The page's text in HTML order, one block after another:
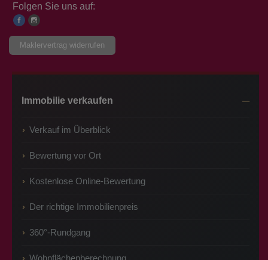
Folgen Sie uns auf:
Maklervertrag widerrufen
Immobilie verkaufen
Verkauf im Überblick
Bewertung vor Ort
Kostenlose Online-Bewertung
Der richtige Immobilienpreis
360°-Rundgang
Wohnflächenberechnung